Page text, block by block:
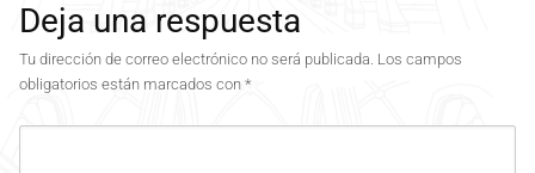
Deja una respuesta
Tu dirección de correo electrónico no será publicada. Los campos
obligatorios están marcados con *